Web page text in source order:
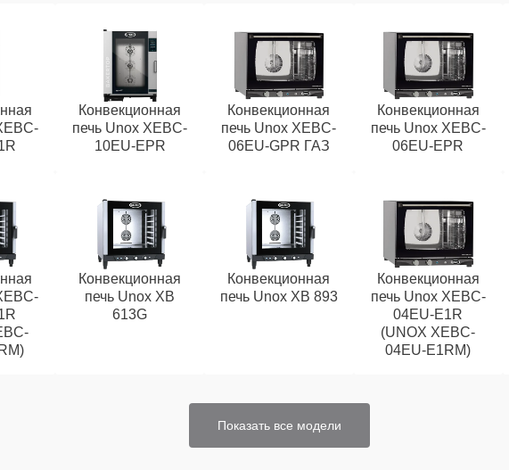
Конвекционная
печь Unox XEBC-
10EU-EPR
Конвекционная
печь Unox XEBC-
06EU-GPR ГАЗ
Конвекционная
печь Unox XEBC-
06EU-EPR
Конвекционная
печь Unox XB
613G
Конвекционная
печь Unox XB 893
Конвекционная
печь Unox XEBC-
04EU-E1R
(UNOX XEBC-
04EU-E1RM)
Показать все модели